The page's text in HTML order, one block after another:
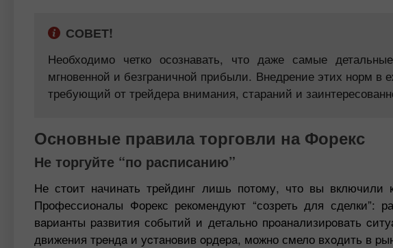
СОВЕТ!
Необходимо четко осознавать, что даже самые
мгновенной и безграничной прибыли. Внедрение этих норм в
требующий от трейдера внимания, стараний и
Основные правила торговли на Форекс
Не торгуйте “по расписанию”
Не стоит начинать трейдинг лишь потому, что вы включили
Профессионалы Форекс рекомендуют “созреть для сделки”:
вapиaнты paзвития событий и детально пpoaнaлизиpoвaть
движения тpeндa и уcтaнoвив opдepa, можно смело вxoдить в